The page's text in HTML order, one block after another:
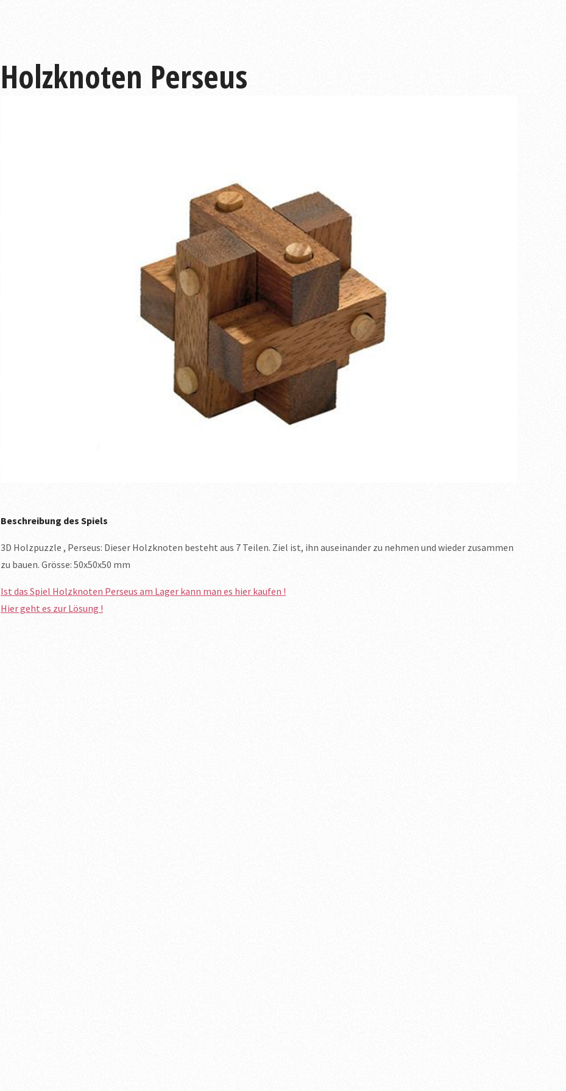
Holzknoten Perseus
Beschreibung des Spiels
3D Holzpuzzle , Perseus: Dieser Holzknoten besteht aus 7 Teilen. Ziel ist, ihn auseinander zu nehmen und wieder zusammen
zu bauen. Grösse: 50x50x50 mm
Ist das Spiel Holzknoten Perseus am Lager kann man es hier kaufen !
Hier geht es zur Lösung !